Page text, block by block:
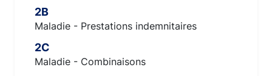
2B
Maladie - Prestations indemnitaires
2C
Maladie - Combinaisons